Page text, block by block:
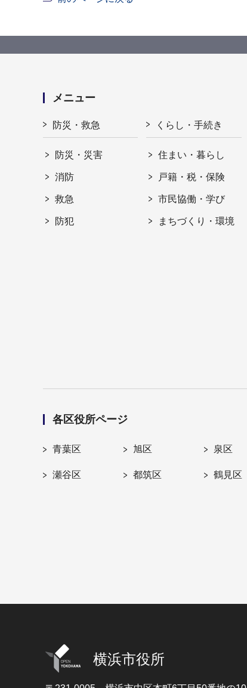
メニュー
防災・救急
防災・災害
消防
救急
防犯
くらし・手続き
住まい・暮らし
戸籍・税・保険
市民協働・学び
まちづくり・環境
各区役所ページ
青葉区 旭区 泉区
瀬谷区 都筑区 鶴見区
横浜市役所